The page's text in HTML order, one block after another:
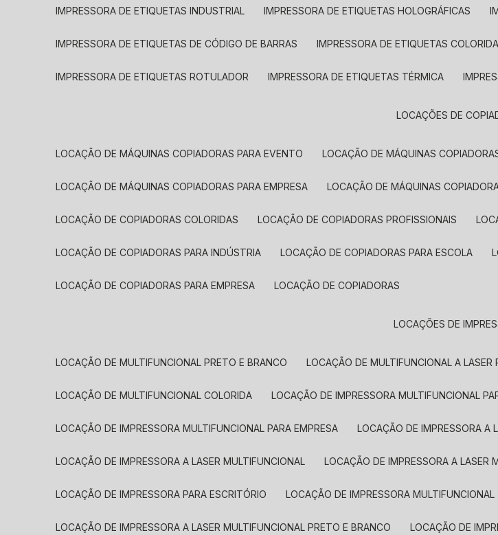
IMPRESSORA DE ETIQUETAS INDUSTRIAL IMPRESSORA DE ETIQUETAS HOLOGRÁFICAS
IMPRESSORA DE ETIQUETAS DE CÓDIGO DE BARRAS IMPRESSORA DE ETIQUETAS COLORIDA
IMPRESSORA DE ETIQUETAS ROTULADOR IMPRESSORA DE ETIQUETAS TÉRMICA
LOCAÇÕES DE
LOCAÇÃO DE MÁQUINAS COPIADORAS PARA EVENTO LOCAÇÃO DE MÁQUINAS
LOCAÇÃO DE MÁQUINAS COPIADORAS PARA EMPRESA LOCAÇÃO DE MÁQUINAS
LOCAÇÃO DE COPIADORAS COLORIDAS LOCAÇÃO DE COPIADORAS PROFISSIONAIS
LOCAÇÃO DE COPIADORAS PARA INDÚSTRIA LOCAÇÃO DE COPIADORAS PARA ESCOLA
LOCAÇÃO DE COPIADORAS PARA EMPRESA LOCAÇÃO DE COPIADORAS
LOCAÇÕES DE
LOCAÇÃO DE MULTIFUNCIONAL PRETO E BRANCO LOCAÇÃO DE MULTIFUNCIONAL A LASER
LOCAÇÃO DE MULTIFUNCIONAL COLORIDA LOCAÇÃO DE IMPRESSORA MULTIFUNCIONAL
LOCAÇÃO DE IMPRESSORA MULTIFUNCIONAL PARA EMPRESA LOCAÇÃO DE IMPRESSORA
LOCAÇÃO DE IMPRESSORA A LASER MULTIFUNCIONAL LOCAÇÃO DE IMPRESSORA A LASER
LOCAÇÃO DE IMPRESSORA PARA ESCRITÓRIO LOCAÇÃO DE IMPRESSORA MULTIFUNCIONAL
LOCAÇÃO DE IMPRESSORA A LASER MULTIFUNCIONAL PRETO E BRANCO LOCAÇÃO DE